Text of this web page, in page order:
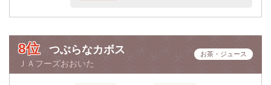
8位 つぶらなカボス
ＪＡフーズおおいた
お茶・ジュース